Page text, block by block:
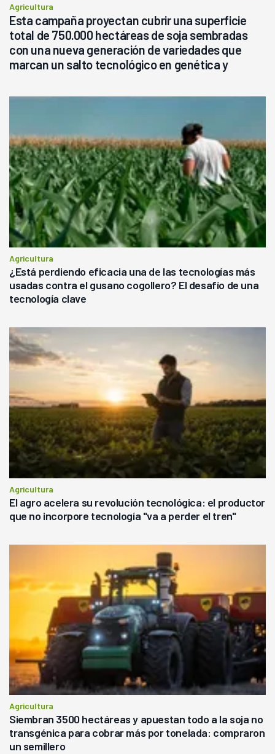
Agricultura
Esta campaña proyectan cubrir una superficie
total de 750.000 hectáreas de soja sembradas
con una nueva generación de variedades que
marcan un salto tecnológico en genética y
Agricultura
¿Está perdiendo eficacia una de las tecnologías más
usadas contra el gusano cogollero? El desafío de una
tecnología clave
Agricultura
El agro acelera su revolución tecnológica: el productor
que no incorpore tecnología "va a perder el tren"
Agricultura
Siembran 3500 hectáreas y apuestan todo a la soja no
transgénica para cobrar más por tonelada: compraron
un semillero